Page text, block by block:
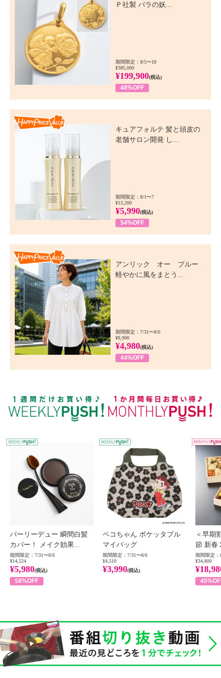
Ｐ社製 バラの妖...
期間限定：8/5〜18
¥385,000
¥199,900(税込)
48%OFF
キュアフォルテ 髪と頭皮の
老舗サロン開発 し...
期間限定：8/1〜7
¥13,200
¥5,990(税込)
54%OFF
アンリック オー ブルー
軽やかに風をまとう...
期間限定：7/31〜8/6
¥8,900
¥4,980(税込)
44%OFF
WEEKLY PUSH
パーリーデュー 瞬間白髪
カバー！ メイク効果...
期間限定：7/31〜8/6
¥14,524
¥5,980(税込)
58%OFF
ペコちゃん ポケッタブル
マイバッグ
期間限定：7/31〜8/6
¥4,510
¥3,990(税込)
＜早期
節 新春
期間限定：
¥34,800